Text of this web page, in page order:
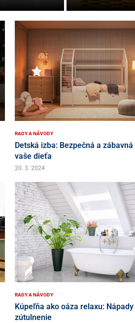
RADY A NÁVODY
Detská izba: Bezpečná a
vaše dieťa
20. 3. 2024
RADY A NÁVODY
Kúpeľňa ako oáza relaxu: Nápady
zútulnenie